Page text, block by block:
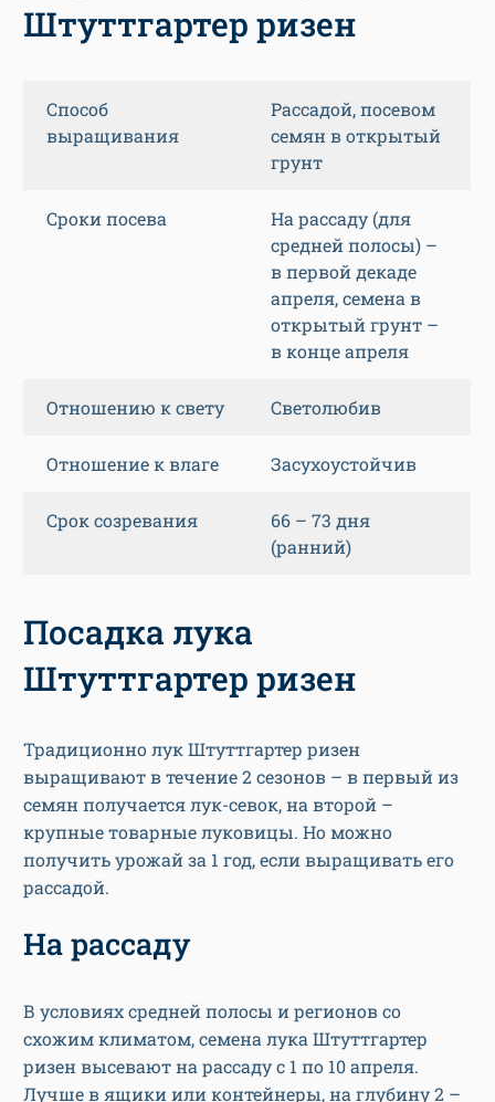
Штуттгартер ризен
Способ
выращивания
Рассадой, посевом
семян в открытый
грунт
Сроки посева
На рассаду (для
средней полосы) –
в первой декаде
апреля, семена в
открытый грунт –
в конце апреля
Отношению к свету Светолюбив
Отношение к влаге Засухоустойчив
Срок созревания
66 – 73 дня
(ранний)
Посадка лука
Штуттгартер ризен
Традиционно лук Штуттгартер ризен
выращивают в течение 2 сезонов – в первый из
семян получается лук-севок, на второй –
крупные товарные луковицы. Но можно
получить урожай за 1 год, если выращивать его
рассадой.
На рассаду
В условиях средней полосы и регионов со
схожим климатом, семена лука Штуттгартер
ризен высевают на рассаду с 1 по 10 апреля.
Лучше в ящики или контейнеры, на глубину 2 –